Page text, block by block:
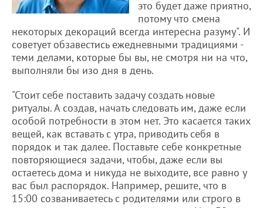
это будет даже приятно,
потому что смена
некоторых декораций всегда интересна разуму". И
советует обзавестись ежедневными традициями -
теми делами, которые бы вы, не смотря ни на что,
выполняли бы изо дня в день.
"Стоит себе поставить задачу создать новые
ритуалы. А создав, начать следовать им, даже если
особой потребности в этом нет. Это касается таких
вещей, как вставать с утра, приводить себя в
порядок и так далее. Поставьте себе конкретные
повторяющиеся задачи, чтобы, даже если вы
остаетесь дома и никуда не выходите, все равно у
вас был распорядок. Например, решите, что в
15:00 созваниваетесь с родителями или строго в